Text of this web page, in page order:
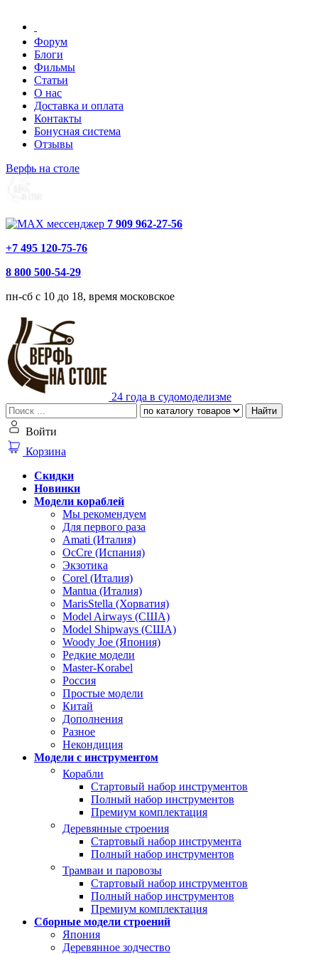
Форум
Блоги
Фильмы
Статьи
О нас
Доставка и оплата
Контакты
Бонусная система
Отзывы
Верфь на столе
7 909 962-27-56
+7 495 120-75-76
8 800 500-54-29
пн-сб с 10 до 18, время московское
24 года в судомоделизме
Найти
Войти
Корзина
Скидки
Новинки
Модели кораблей
Мы рекомендуем
Для первого раза
Amati (Италия)
OcCre (Испания)
Экзотика
Corel (Италия)
Mantua (Италия)
MarisStella (Хорватия)
Model Airways (США)
Model Shipways (США)
Woody Joe (Япония)
Редкие модели
Master-Korabel
Россия
Простые модели
Китай
Дополнения
Разное
Некондиция
Модели с инструментом
Корабли
Стартовый набор инструментов
Полный набор инструментов
Премиум комплектация
Деревянные строения
Стартовый набор инструмента
Полный набор инструментов
Трамваи и паровозы
Стартовый набор инструментов
Полный набор инструментов
Премиум комплектация
Сборные модели строений
Япония
Деревянное зодчество